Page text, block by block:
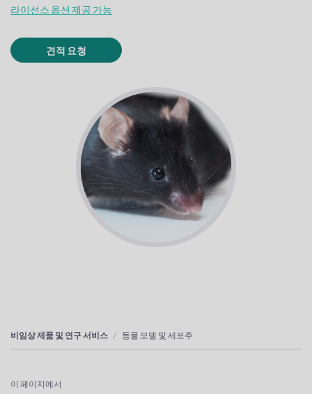
라이선스 옵션 제공 가능
견적 요청
비임상 제품 및 연구 서비스 동물 모델 및 세포주
이 페이지에서